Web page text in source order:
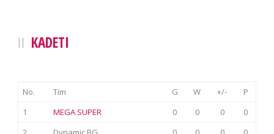
KADETI
No. Tim G W +/-
P
1
MEGA SUPER 0 0 0
0